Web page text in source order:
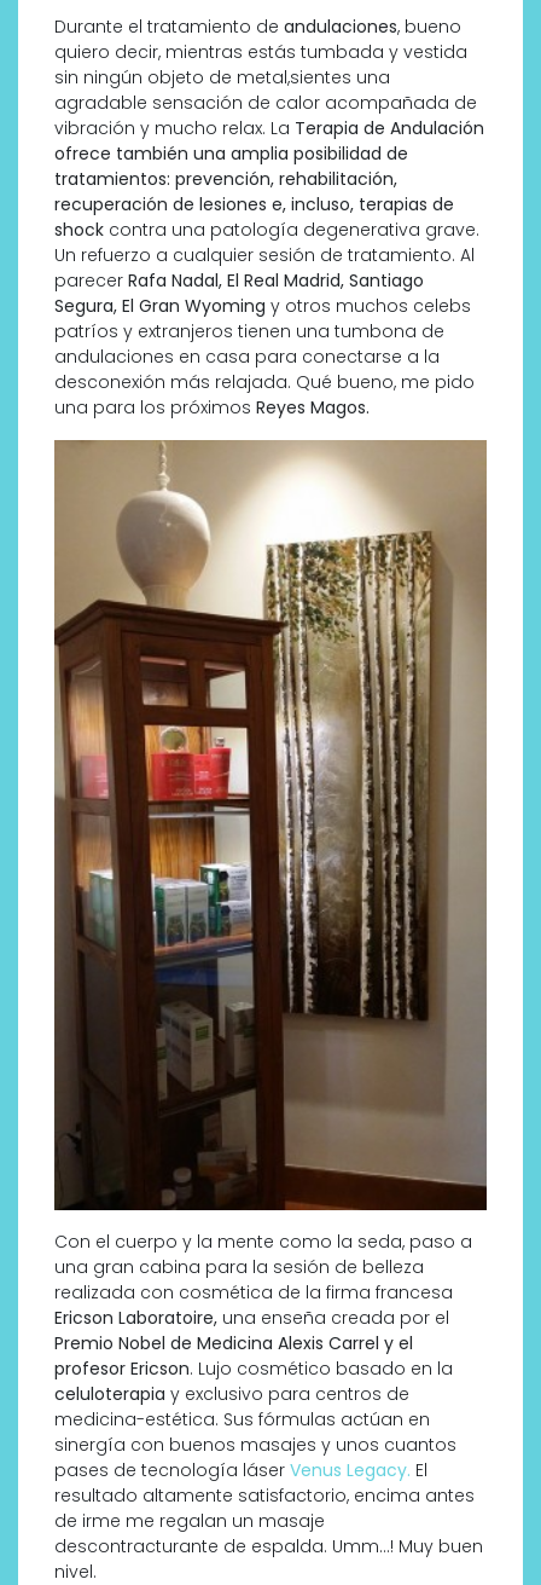
Durante el tratamiento de andulaciones, bueno
quiero decir, mientras estás tumbada y vestida
sin ningún objeto de metal,sientes una
agradable sensación de calor acompañada de
vibración y mucho relax. La Terapia de Andulación
ofrece también una amplia posibilidad de
tratamientos: prevención, rehabilitación,
recuperación de lesiones e, incluso, terapias de
shock contra una patología degenerativa grave.
Un refuerzo a cualquier sesión de tratamiento. Al
parecer Rafa Nadal, El Real Madrid, Santiago
Segura, El Gran Wyoming y otros muchos celebs
patríos y extranjeros tienen una tumbona de
andulaciones en casa para conectarse a la
desconexión más relajada. Qué bueno, me pido
una para los próximos Reyes Magos.
Con el cuerpo y la mente como la seda, paso a
una gran cabina para la sesión de belleza
realizada con cosmética de la firma francesa
Ericson Laboratoire, una enseña creada por el
Premio Nobel de Medicina Alexis Carrel y el
profesor Ericson. Lujo cosmético basado en la
celuloterapia y exclusivo para centros de
medicina-estética. Sus fórmulas actúan en
sinergía con buenos masajes y unos cuantos
pases de tecnología láser Venus Legacy. El
resultado altamente satisfactorio, encima antes
de irme me regalan un masaje
descontracturante de espalda. Umm…! Muy buen
nivel.